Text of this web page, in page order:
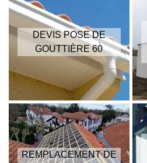
DEVIS POSE DE
GOUTTIÈRE 60
REMPLACEMENT DE